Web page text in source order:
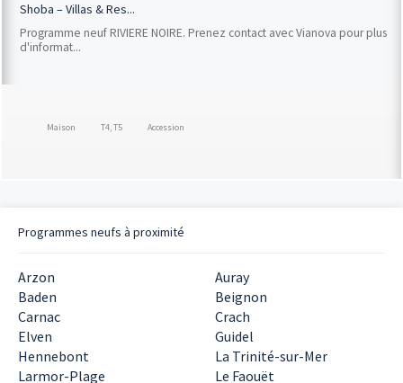
Shoba – Villas & Res...
Programme neuf RIVIERE NOIRE. Prenez contact avec Vianova pour plus
d'informat...
Maison T4, T5 Accession
Programmes neufs à proximité
Arzon
Auray
Baden
Beignon
Carnac
Crach
Elven
Guidel
Hennebont
La Trinité-sur-Mer
Larmor-Plage
Le Faouët